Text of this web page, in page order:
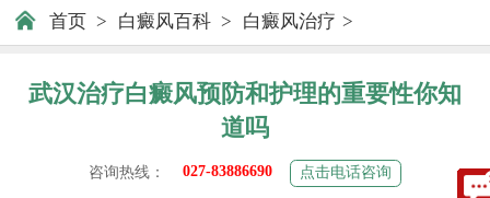
首页 > 白癜风百科 > 白癜风治疗 >
武汉治疗白癜风预防和护理的重要性你知
道吗
咨询热线： 027-83886690 点击电话咨询